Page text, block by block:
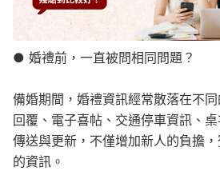
● 婚禮前，一直被問相同問題？
備婚期間，婚禮資訊經常散落在不
回覆、電子喜帖、交通停車資訊、
傳送與更新，不僅增加新人的負擔
的資訊。